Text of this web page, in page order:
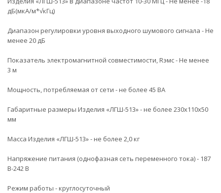
дБ(мкА/м*√кГц)
Диапазон регулировки уровня выходного шумового сигнала - Не
менее 20 дБ
Показатель электромагнитной совместимости, Rэмс - Не менее
3 м
Мощность, потребляемая от сети - не более 45 ВА
Габаритные размеры Изделия «ЛГШ-513» - не более 230х110х50
мм
Масса Изделия «ЛГШ-513» - не более 2,0 кг
Напряжение питания (однофазная сеть переменного тока) - 187
В-242 В
Режим работы - круглосуточный